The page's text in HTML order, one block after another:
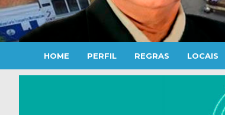
HOME PERFIL REGRAS LOCAIS